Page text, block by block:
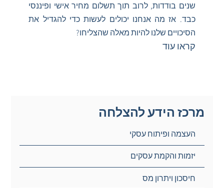
שנים בודדות, לרוב תוך תשלום מחיר אישי ופיננסי
כבד. אז מה אנחנו יכולים לעשות כדי להגדיל את
הסיכויים שלנו להיות מאלה שהצליחו?
קראו עוד
מרכז הידע להצלחה
העצמה ופיתוח עסקי
יזמות והקמת עסקים
חיסכון ויתרון מס